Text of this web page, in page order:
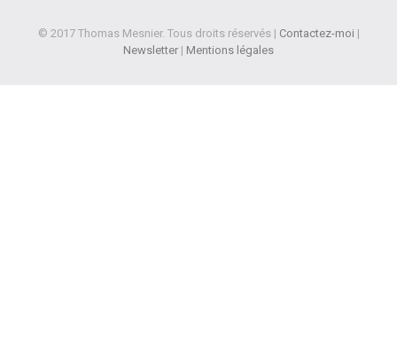
© 2017 Thomas Mesnier. Tous droits réservés | Contactez-moi |
Newsletter | Mentions légales